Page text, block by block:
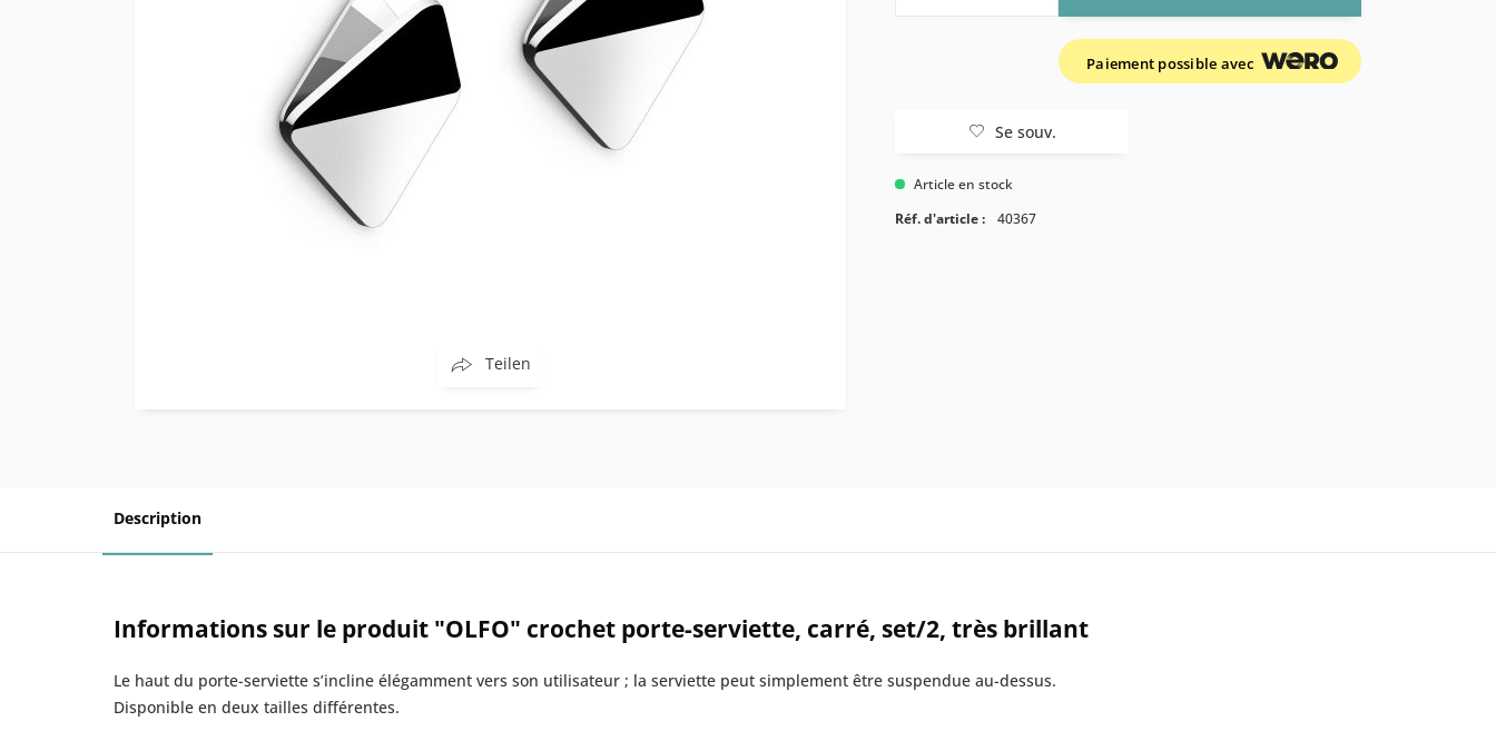
Teilen
Paiement possible avec
Se souv.
Article en stock
Réf. d'article :
40367
Description
Informations sur le produit "OLFO" crochet porte-serviette, carré, set/2, très brillant
Le haut du porte-serviette s’incline élégamment vers son utilisateur ; la serviette peut simplement être suspendue au-dessus.
Disponible en deux tailles différentes.